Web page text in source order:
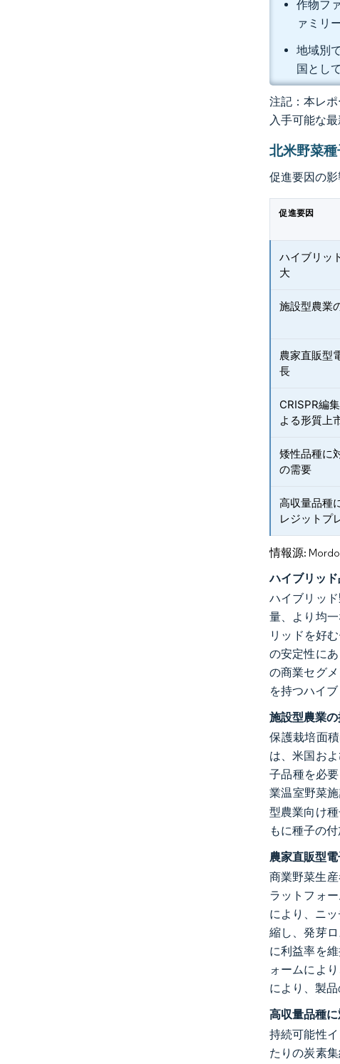
作物フ
ァミリ
地域別
国とし
注記：本レ
入手可能な
北米野菜
促進要因の
促進要因
ハイブリッ
大
施設型農業
農家直販型
長
CRISPR編
よる形質上
矮性品種に
の需要
高収量品種
レジットプ
情報源:
ハイブリッ
ハイブリッ
量、より均
リッドを好
の安定性に
の商業セグ
を持つハイ
施設型農業
保護栽培面
は、米国お
子品種を必
業温室野菜
型農業向け
もに種子の
農家直販型
商業野菜生産
ラットフォ
により、ニ
縮し、発芽
に利益率を
ォームによ
により、製
高収量品種
持続可能性
たりの炭素